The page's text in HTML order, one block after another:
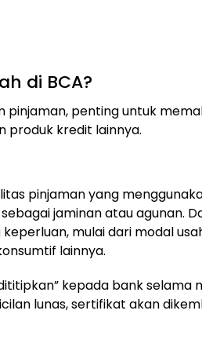
di BCA?
pinjaman, penting untuk
produk kredit lainnya.
pinjaman yang
jaminan atau agunan.
mulai dari modal
lainnya.
kepada bank selama
lunas, sertifikat akan